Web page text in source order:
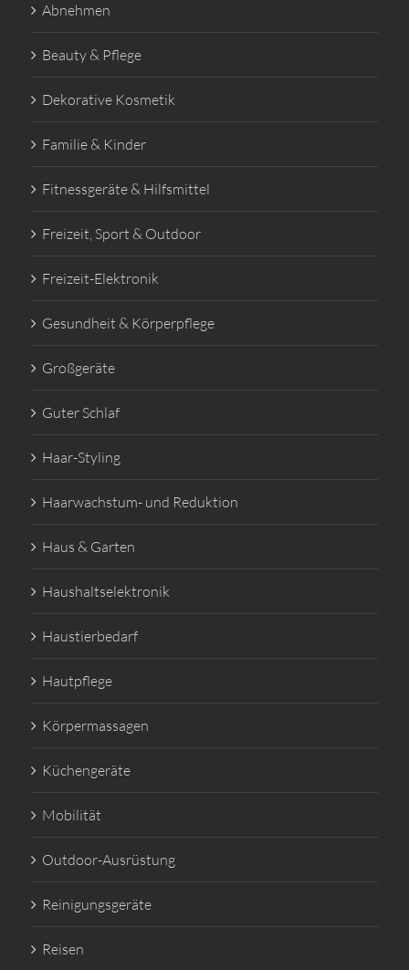
Abnehmen
Beauty & Pflege
Dekorative Kosmetik
Familie & Kinder
Fitnessgeräte & Hilfsmittel
Freizeit, Sport & Outdoor
Freizeit-Elektronik
Gesundheit & Körperpflege
Großgeräte
Guter Schlaf
Haar-Styling
Haarwachstum- und Reduktion
Haus & Garten
Haushaltselektronik
Haustierbedarf
Hautpflege
Körpermassagen
Küchengeräte
Mobilität
Outdoor-Ausrüstung
Reinigungsgeräte
Reisen